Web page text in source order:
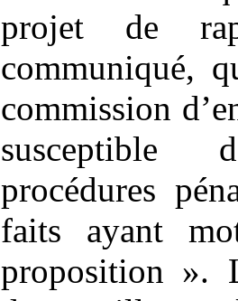
projet de
communiqué,
commission
susceptible
procédures
faits ayant
proposition ».